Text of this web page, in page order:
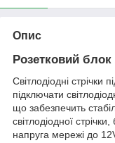
Опис
Розетковий
Світлодіодні стрічки
підключати
що забезпечить
світлодіодної
напруга мережі до